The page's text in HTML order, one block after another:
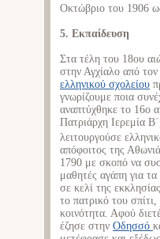
Οκτώβριο του 1906
5. Εκπαίδευση
Στα τέλη του 18ου
στην Αγχίαλο από
ελληνικού σχολείου
γνωρίζουμε ποια
αναπτύχθηκε το 16ο
Πατριάρχη Ιερεμία
λειτουργούσε
απόφοιτος της
1790 με σκοπό να
μαθητές αγάπη για
σε κελί της
το πατρικό του σπίτι,
κοινότητα. Αφού
έζησε στην Οδησσό